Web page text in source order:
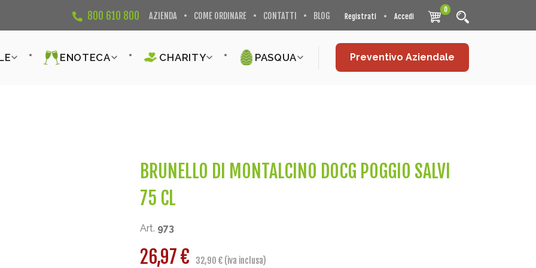
800 610 800 AZIENDA COME ORDINARE CONTATTI BLOG Registrati Accedi
0
ENOTECA CHARITY PASQUA Preventivo Aziendale
BRUNELLO DI MONTALCINO DOCG POGGIO SALVI
75 CL
Art. 973
26,97 € 32,90 € (iva inclusa)